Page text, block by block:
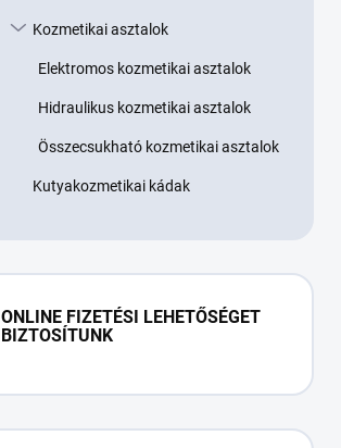
Kozmetikai asztalok
Elektromos kozmetikai asztalok
Hidraulikus kozmetikai asztalok
Összecsukható kozmetikai asztalok
Kutyakozmetikai kádak
ONLINE FIZETÉSI LEHETŐSÉGET
BIZTOSÍTUNK